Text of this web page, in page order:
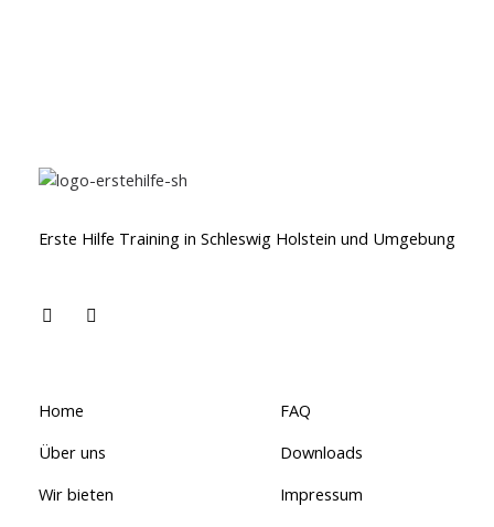
Erste Hilfe Training in Schleswig Holstein und Umgebung
Home
Über uns
Wir bieten
FAQ
Downloads
Impressum